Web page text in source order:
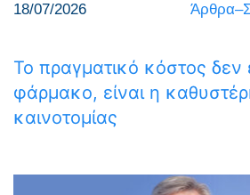
18/07/2026
Το πραγματικό κόστος δεν
φάρμακο, είναι η
καινοτομίας